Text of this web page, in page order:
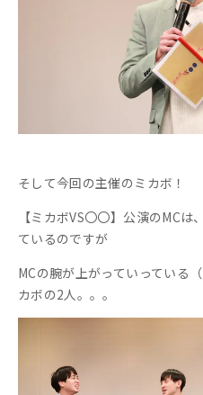
そして今回の主催のミカボ！
【ミカボVS〇〇】公演のMC
ているのですが
MCの腕が上がっていっている
カボの2人。。。